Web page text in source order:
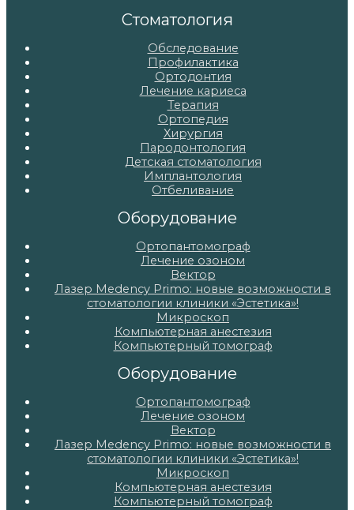
Стоматология
Обследование
Профилактика
Ортодонтия
Лечение кариеса
Терапия
Ортопедия
Хирургия
Пародонтология
Детская стоматология
Имплантология
Отбеливание
Оборудование
Ортопантомограф
Лечение озоном
Вектор
Лазер Medency Primo: новые возможности в
стоматологии клиники «Эстетика»!
Микроскоп
Компьютерная анестезия
Компьютерный томограф
Оборудование
Ортопантомограф
Лечение озоном
Вектор
Лазер Medency Primo: новые возможности в
стоматологии клиники «Эстетика»!
Микроскоп
Компьютерная анестезия
Компьютерный томограф